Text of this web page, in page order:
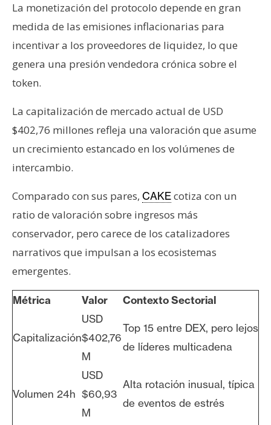
La monetización del protocolo depende en gran
medida de las emisiones inflacionarias para
incentivar a los proveedores de liquidez, lo que
genera una presión vendedora crónica sobre el
token.
La capitalización de mercado actual de USD
$402,76 millones refleja una valoración que asume
un crecimiento estancado en los volúmenes de
intercambio.
Comparado con sus pares, CAKEcotiza con un
ratio de valoración sobre ingresos más
conservador, pero carece de los catalizadores
narrativos que impulsan a los ecosistemas
emergentes.
Métrica Valor Contexto Sectorial
Capitalización
USD
$402,76
M
Top 15 entre DEX, pero lejos
de líderes multicadena
Volumen 24h
USD
$60,93
M
Alta rotación inusual, típica
de eventos de estrés